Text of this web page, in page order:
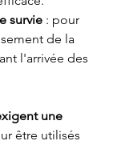
survie : pour
de la
l'arrivée des
une
être utilisés